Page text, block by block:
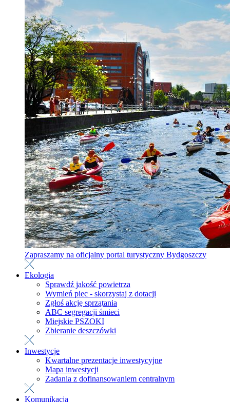
Zapraszamy na oficjalny portal turystyczny Bydgoszczy
Ekologia
Sprawdź jakość powietrza
Wymień piec - skorzystaj z dotacji
Zgłoś akcję sprzątania
ABC segregacji śmieci
Miejskie PSZOKI
Zbieranie deszczówki
Inwestycje
Kwartalne prezentacje inwestycyjne
Mapa inwestycji
Zadania z dofinansowaniem centralnym
Komunikacja